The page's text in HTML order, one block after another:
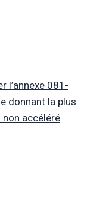
l’annexe 081-
donnant la plus
accéléré